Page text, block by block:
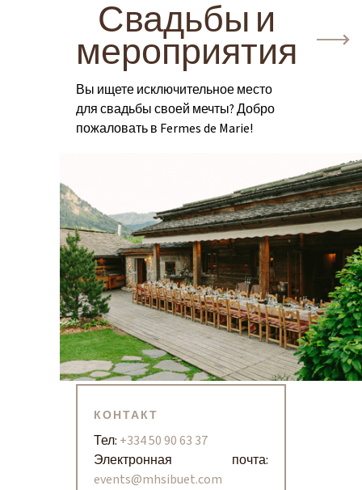
Свадьбы и
мероприятия
Вы ищете исключительное место
для свадьбы своей мечты? Добро
пожаловать в Fermes de Marie!
КОНТАКТ
Тел: +334 50 90 63 37
Электронная почта:
events@mhsibuet.com